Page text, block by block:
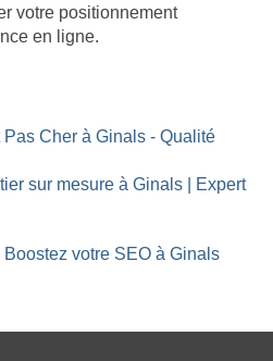
votre positionnement
en ligne.
Cher à Ginals - Qualité
sur mesure à Ginals | Expert
votre SEO à Ginals